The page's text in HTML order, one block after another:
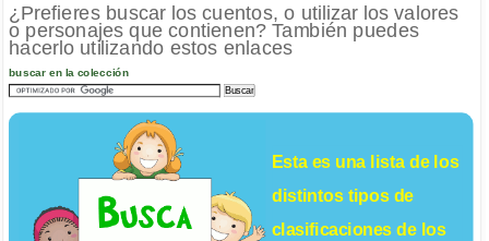
¿Prefieres buscar los cuentos, o utilizar los valores
o personajes que contienen? También puedes
hacerlo utilizando estos enlaces
buscar en la colección
Esta es una lista de los
distintos tipos de
clasificaciones de los